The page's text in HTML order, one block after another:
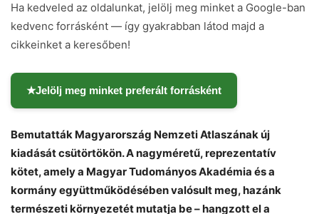
Ha kedveled az oldalunkat, jelölj meg minket a Google-ban
kedvenc forrásként — így gyakrabban látod majd a
cikkeinket a keresőben!
★Jelölj meg minket preferált forrásként
Bemutatták Magyarország Nemzeti Atlaszának új
kiadását csütörtökön. A nagyméretű, reprezentatív
kötet, amely a Magyar Tudományos Akadémia és a
kormány együttműködésében valósult meg, hazánk
természeti környezetét mutatja be – hangzott el a